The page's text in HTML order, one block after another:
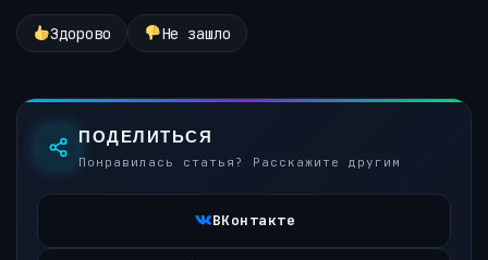
Здорово Не зашло
ПОДЕЛИТЬСЯ
Понравилась статья? Расскажите другим
ВКонтакте